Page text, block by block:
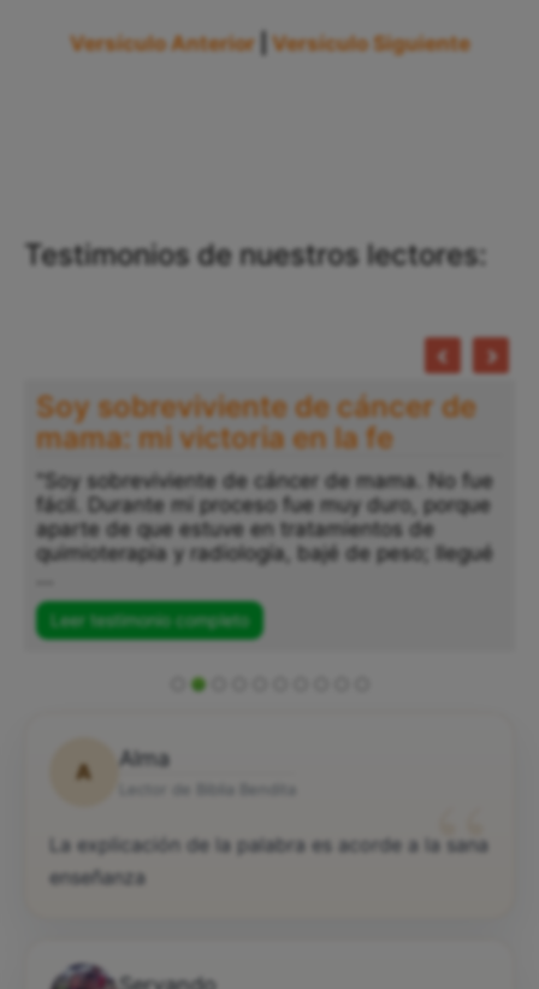
Versículo Anterior Versículo Siguiente
Testimonios de nuestros lectores:
Soy sobreviviente de cáncer de
mama: mi victoria en la fe
"Soy sobreviviente de cáncer de mama. No fue
fácil. Durante mi proceso fue muy duro, porque
aparte de que estuve en tratamientos de
quimioterapia y radiología, bajé de peso; llegué
Leer testimonio completo
A
Alma
“
La explicación de la palabra es acorde a la sana
enseñanza